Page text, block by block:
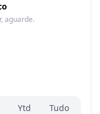
aguarde.
Ytd Tudo